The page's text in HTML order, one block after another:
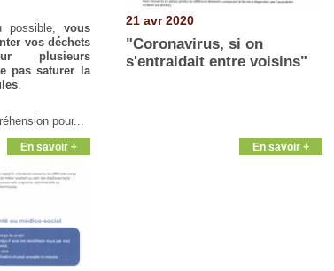
possible, vous
vos déchets
plusieurs
pas saturer la
.
pour...
En savoir +
21 avr 2020
"Coronavirus, si on
s'entraidait entre voisins"
En savoir +